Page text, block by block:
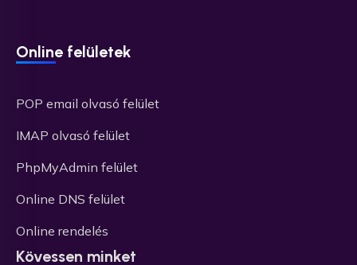
Online felületek
POP email olvasó felület
IMAP olvasó felület
PhpMyAdmin felület
Online DNS felület
Online rendelés
Kövessen minket